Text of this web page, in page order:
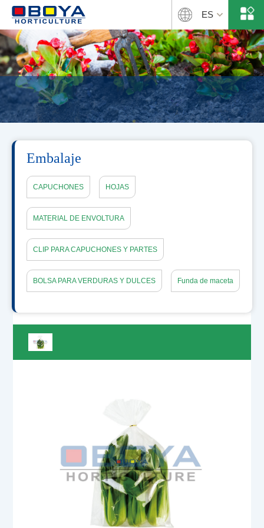
ES
Embalaje
CAPUCHONES HOJAS
MATERIAL DE ENVOLTURA
CLIP PARA CAPUCHONES Y PARTES
BOLSA PARA VERDURAS Y DULCES Funda de maceta